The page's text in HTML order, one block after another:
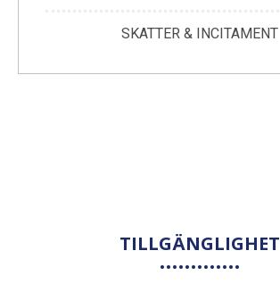
SKATTER & INCITAMENT
TILLGÄNGLIGHET